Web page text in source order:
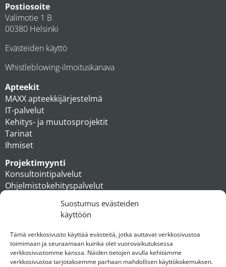
Suostumus evästeiden
käyttöön
Tämä verkkosivusto käyttää evästeitä, jotka auttavat verkkosivustoa
toimimaan ja seuraamaan kuinka olet vuorovaikutuksessa
verkkosivustomme kanssa. Näiden tietojen avulla kehitämme
verkkosivustoa tarjotaksemme parhaan mahdollisen käyttökokemuksen.
Postiosoite
Valimotie 1 B
00380 Helsinki
Evästeiden käyttö
Whistleblowing-ilmoituskanava
Apteekit
MAXX apteekkijärjestelmä
IT-palvelut
Kehitys- ja muutosprojektit
Tarinat
Ihmiset
Projektimyynti
Konsultointipalvelut
Ohjelmistokehityspalvelut
Ihmiset
Konserni